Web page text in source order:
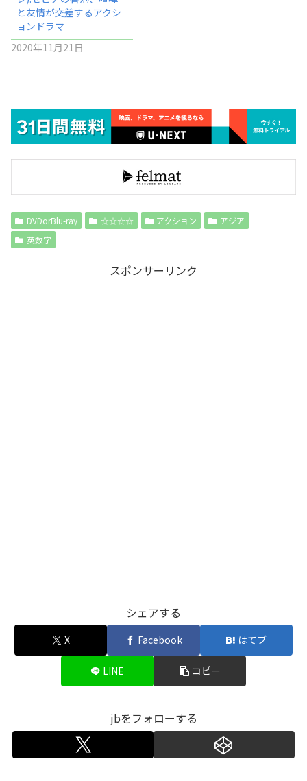
と友情が交差するアクシ
ョンドラマ
2020年11月21日
DVDorBlu-ray ☆☆☆☆ アクション
アジア
英数字
スポンサーリンク
シェアする
X Facebook はてブ
LINE コピー
jbをフォローする